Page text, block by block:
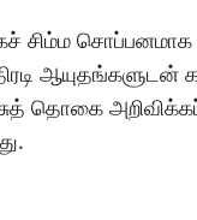
சிம்ம
தொகை